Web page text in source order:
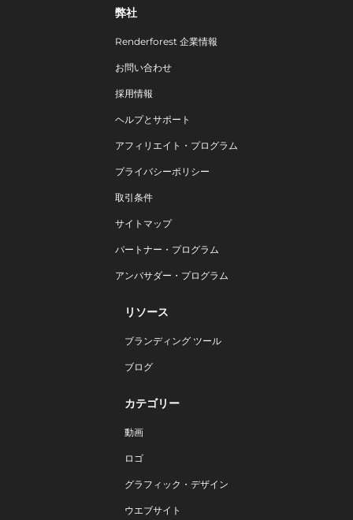
弊社
Renderforest 企業情報
お問い合わせ
採用情報
ヘルプとサポート
アフィリエイト・プログラム
プライバシーポリシー
取引条件
サイトマップ
パートナー・プログラム
アンバサダー・プログラム
リソース
ブランディング ツール
ブログ
カテゴリー
動画
ロゴ
グラフィック・デザイン
ウエブサイト